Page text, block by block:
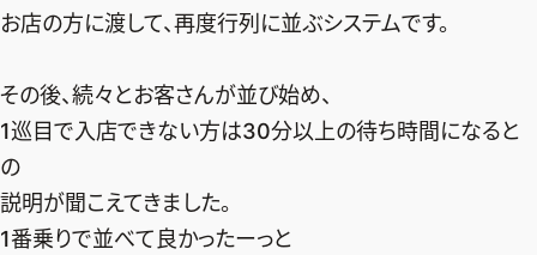
お店の方に渡して、再度行列に並ぶシステムです。
その後、続々とお客さんが並び始め、
1巡目で入店できない方は30分以上の待ち時間になると
の
説明が聞こえてきました。
1番乗りで並べて良かったーっと